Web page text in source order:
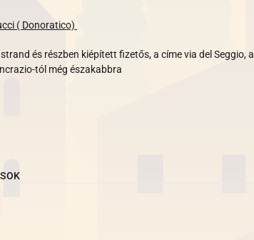
( Donoratico)
és részben kiépített fizetős, a címe via del Seggio, a
tól még északabbra